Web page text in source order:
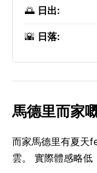
🌅 日出:
🌇 日落:
馬德里而家
而家馬德里有夏天
雲。 實際體感略低